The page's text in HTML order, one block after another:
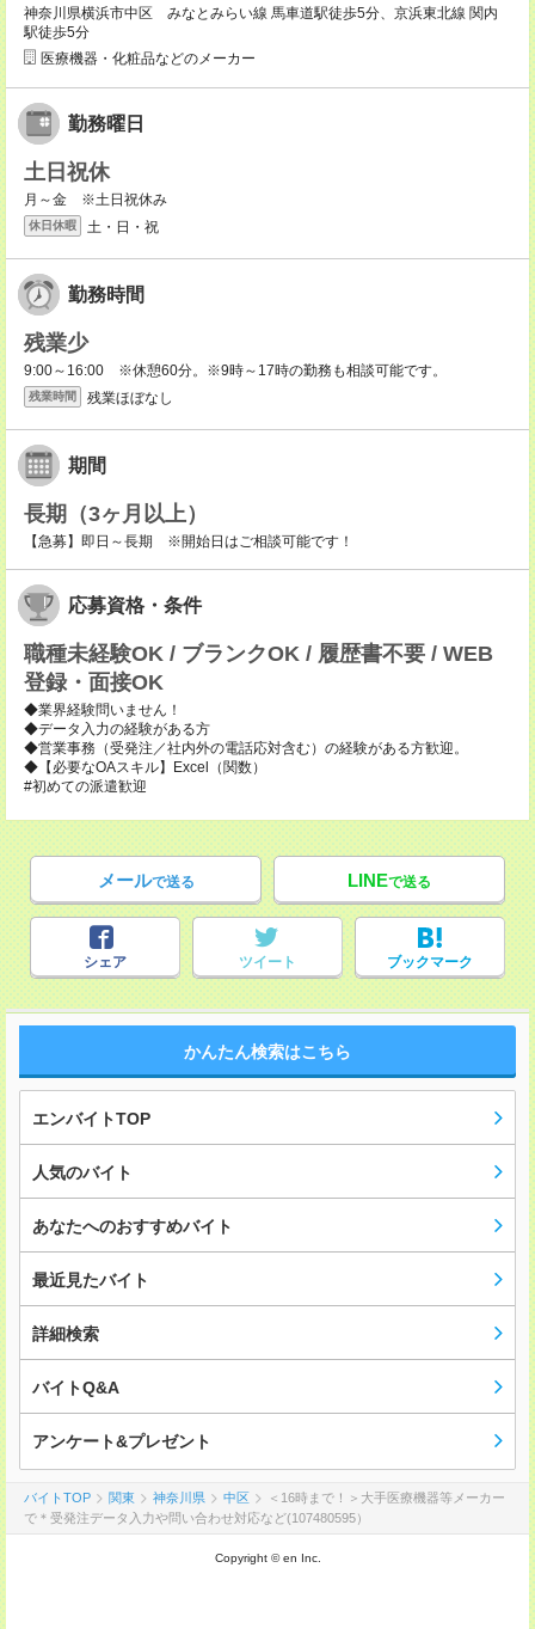
神奈川県横浜市中区 みなとみらい線 馬車道駅徒歩5分、京浜東北線 関内
駅徒歩5分
医療機器・化粧品などのメーカー
勤務曜日
土日祝休
月～金 ※土日祝休み
休日休暇 土・日・祝
勤務時間
残業少
9:00～16:00 ※休憩60分。※9時～17時の勤務も相談可能です。
残業時間 残業ほぼなし
期間
長期（3ヶ月以上）
【急募】即日～長期 ※開始日はご相談可能です！
応募資格・条件
職種未経験OK / ブランクOK / 履歴書不要 / WEB
登録・面接OK
◆業界経験問いません！
◆データ入力の経験がある方
◆営業事務（受発注／社内外の電話応対含む）の経験がある方歓迎。
◆【必要なOAスキル】Excel（関数）
#初めての派遣歓迎
メールで送る LINEで送る
シェア ツイート ブックマーク
かんたん検索はこちら
エンバイトTOP
人気のバイト
あなたへのおすすめバイト
最近見たバイト
詳細検索
バイトQ&A
アンケート&プレゼント
バイトTOP 関東 神奈川県 中区
＜16時まで！＞大手医療機器等メーカー
で＊受発注データ入力や問い合わせ対応など(107480595）
Copyright © en Inc.